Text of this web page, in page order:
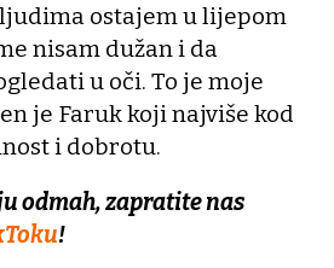
ostajem u lijepom
nisam dužan i da
u oči. To je moje
je Faruk koji najviše kod
i dobrotu.
odmah, zapratite nas
!